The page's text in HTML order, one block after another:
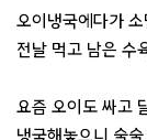
오이냉국에다가
전날 먹고 남은 수
요즘 오이도 싸고
냉국해놓으니 술